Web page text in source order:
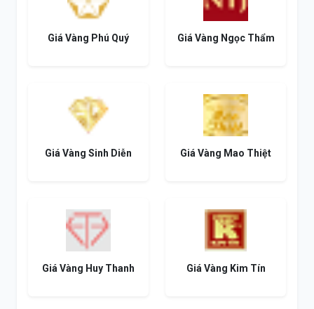
Giá Vàng Phú Quý Giá Vàng Ngọc Thẩm
Giá Vàng Sinh Diễn Giá Vàng Mao Thiệt
Giá Vàng Huy Thanh Giá Vàng Kim Tín